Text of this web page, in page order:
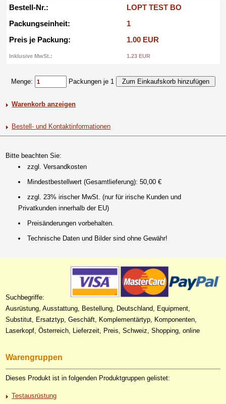
Bestell-Nr.:
LOPT TEST BO
Packungseinheit:
1
Preis je Packung:
1.00 EUR
Inklusive MwSt.: 1.23 EUR
Menge: Packungen je 1
Warenkorb anzeigen
Bestell- und Kontaktinformationen
Bitte beachten Sie:
zzgl. Versandkosten
Mindestbestellwert (Gesamtlieferung): 50,00 €
zzgl. 23% irischer MwSt. (nur für irische Kunden und
Privatkunden innerhalb der EU)
Preisänderungen vorbehalten.
Technische Daten und Bilder sind ohne Gewähr!
Suchbegriffe:
Ausrüstung, Ausstattung, Bestellung, Deutschland, Equipment,
Substitut, Ersatztyp, Geschäft, Komplementärtyp, Komponenten,
Laserkopf, Österreich, Lieferzeit, Preis, Schweiz, Shopping, online
Warengruppen
Dieses Produkt ist in folgenden Produktgruppen gelistet:
Testausrüstung